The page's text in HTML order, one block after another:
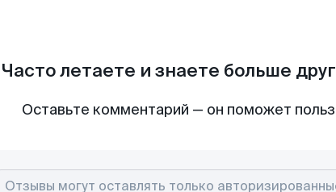
Часто летаете и знаете больше
Оставьте комментарий — он поможет